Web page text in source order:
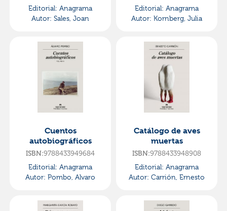
Editorial: Anagrama
Autor: Sales, Joan
Editorial: Anagrama
Autor: Kornberg, Julia
Cuentos
autobiográficos
ISBN:9788433949684
Editorial: Anagrama
Autor: Pombo, Alvaro
Catálogo de aves
muertas
ISBN:9788433948908
Editorial: Anagrama
Autor: Carrión, Ernesto